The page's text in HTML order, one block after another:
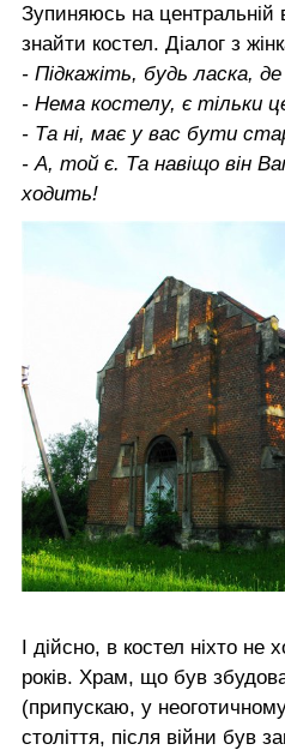
Зупиняюсь на центральній
знайти костел. Діалог з
- Підкажіть, будь ласка,
- Нема костелу, є тільки
- Та ні, має у вас бути
- А, той є. Та навіщо він
ходить!
І дійсно, в костел ніхто
років. Храм, що був
(припускаю, у
століття, після війни був